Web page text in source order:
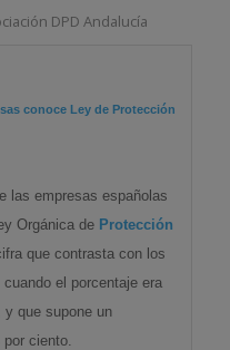
DPD Andalucía
conoce Ley de Protección
las empresas españolas
Orgánica de Protección
que contrasta con los
el porcentaje era
y que supone un
ciento.